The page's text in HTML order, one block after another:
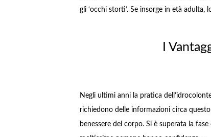
gli ‘occhi storti’. Se insorge in età
I
Negli ultimi anni la pratica
richiedono delle informazioni circa
benessere del corpo. Si è superata la